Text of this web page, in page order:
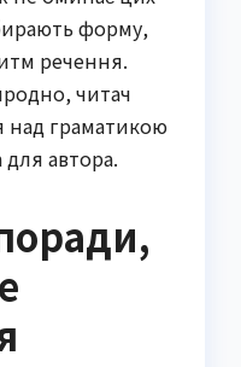
форму,
речення.
читач
над граматикою
автора.